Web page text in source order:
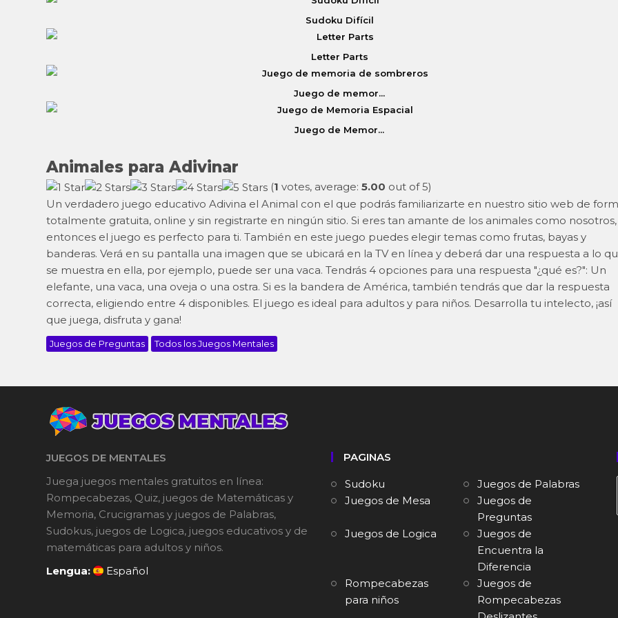
Sudoku Difícil
Letter Parts
Juego de memor...
Juego de Memor...
Animales para Adivinar
(1 votes, average: 5.00 out of 5)
Un verdadero juego educativo Adivina el Animal con el que podrás familiarizarte en nuestro sitio web de
totalmente gratuita, online y sin registrarte en ningún sitio. Si eres tan amante de los animales como nosotros,
entonces el juego es perfecto para ti. También en este juego puedes elegir temas como frutas, bayas y
banderas. Verá en su pantalla una imagen que se ubicará en la TV en línea y deberá dar una respuesta a lo
se muestra en ella, por ejemplo, puede ser una vaca. Tendrás 4 opciones para una respuesta "¿qué es?": Un
elefante, una vaca, una oveja o una ostra. Si es la bandera de América, también tendrás que dar la respuesta
correcta, eligiendo entre 4 disponibles. El juego es ideal para adultos y para niños. Desarrolla tu intelecto, ¡así
que juega, disfruta y gana!
Juegos de Preguntas Todos los Juegos Mentales
JUEGOS DE MENTALES
Juega juegos mentales gratuitos en línea:
Rompecabezas, Quiz, juegos de Matemáticas y
Memoria, Crucigramas y juegos de Palabras,
Sudokus, juegos de Logica, juegos educativos y de
matemáticas para adultos y niños.
Lengua:
Español
PAGINAS
Sudoku
Juegos de Palabras
Juegos de Mesa
Juegos de
Preguntas
Juegos de Logica
Juegos de
Encuentra la
Diferencia
Rompecabezas
para niños
Juegos de
Rompecabezas